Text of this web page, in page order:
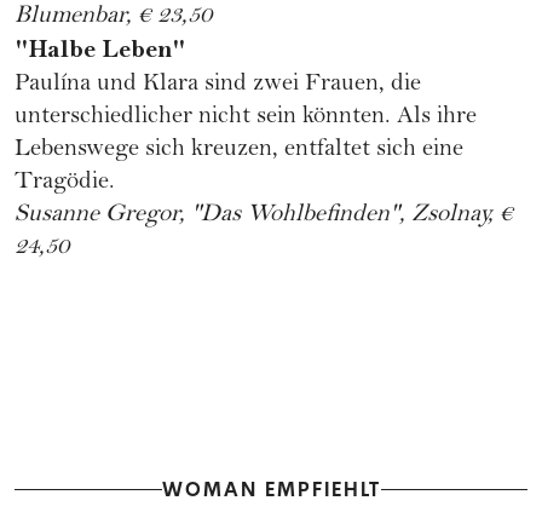
Blumenbar, € 23,50
"Halbe Leben"
Paulína und Klara sind zwei Frauen, die
unterschiedlicher nicht sein könnten. Als ihre
Lebenswege sich kreuzen, entfaltet sich eine
Tragödie.
Susanne Gregor, "Das Wohlbefinden", Zsolnay, €
24,50
WOMAN EMPFIEHLT